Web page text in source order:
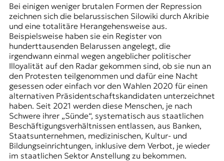
Bei einigen weniger brutalen Formen der Repression
zeichnen sich die belarussischen Silowiki durch Akribie
und eine totalitäre Herangehensweise aus.
Beispielsweise haben sie ein Register von
hunderttausenden Belarussen angelegt, die
irgendwann einmal wegen angeblicher politischer
Illoyalität auf den Radar gekommen sind, ob sie nun an
den Protesten teilgenommen und dafür eine Nacht
gesessen oder einfach vor den Wahlen 2020 für einen
alternativen Präsidentschaftskandidaten unterzeichnet
haben. Seit 2021 werden diese Menschen, je nach
Schwere ihrer „Sünde“, systematisch aus staatlichen
Beschäftigungsverhältnissen entlassen, aus Banken,
Staatsunternehmen, medizinischen, Kultur- und
Bildungseinrichtungen, inklusive dem Verbot, je wieder
im staatlichen Sektor Anstellung zu bekommen.